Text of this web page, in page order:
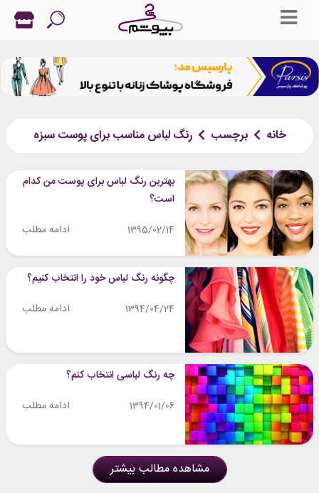
خانه برچسب رنگ لباس مناسب برای پوست سبزه
بهترین رنگ لباس برای پوست من کدام
است؟
1395/02/14 ادامه مطلب
چگونه رنگ لباس خود را انتخاب کنیم؟
1394/04/24 ادامه مطلب
چه رنگ لباسی انتخاب کنم؟
1394/01/06 ادامه مطلب
مشاهده مطالب بیشتر